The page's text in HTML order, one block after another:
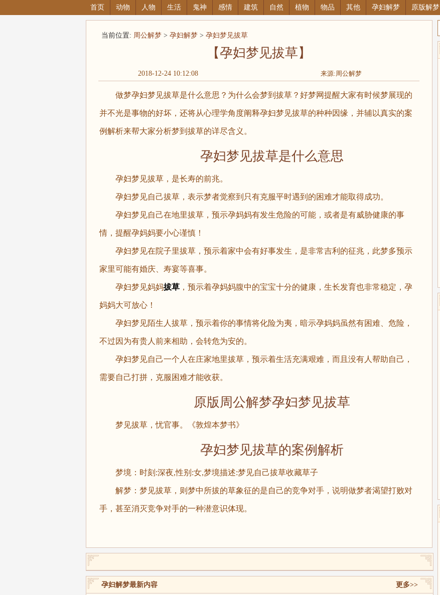
首页 动物 人物 生活 鬼神 感情 建筑 自然 植物 物品 其他 孕妇解梦 原版解梦
当前位置: 周公解梦> 孕妇解梦> 孕妇梦见拔草
【孕妇梦见拔草】
2018-12-24 10:12:08 来源:周公解梦
做梦孕妇梦见拔草是什么意思？为什么会梦到拔草？好梦网提醒大家有时候梦展现的
并不光是事物的好坏，还将从心理学角度阐释孕妇梦见拔草的种种因缘，并辅以真实的案
例解析来帮大家分析梦到拔草的详尽含义。
孕妇梦见拔草是什么意思
孕妇梦见拔草，是长寿的前兆。
孕妇梦见自己拔草，表示梦者觉察到只有克服平时遇到的困难才能取得成功。
孕妇梦见自己在地里拔草，预示孕妈妈有发生危险的可能，或者是有威胁健康的事
情，提醒孕妈妈要小心谨慎！
孕妇梦见在院子里拔草，预示着家中会有好事发生，是非常吉利的征兆，此梦多预示
家里可能有婚庆、寿宴等喜事。
孕妇梦见妈妈拔草，预示着孕妈妈腹中的宝宝十分的健康，生长发育也非常稳定，孕
妈妈大可放心！
孕妇梦见陌生人拔草，预示着你的事情将化险为夷，暗示孕妈妈虽然有困难、危险，
不过因为有贵人前来相助，会转危为安的。
孕妇梦见自己一个人在庄家地里拔草，预示着生活充满艰难，而且没有人帮助自己，
需要自己打拼，克服困难才能收获。
原版周公解梦孕妇梦见拔草
梦见拔草，忧官事。《敦煌本梦书》
孕妇梦见拔草的案例解析
梦境：时刻:深夜,性别:女,梦境描述:梦见自己拔草收藏草子
解梦：梦见拔草，则梦中所拔的草象征的是自己的竞争对手，说明做梦者渴望打败对
手，甚至消灭竞争对手的一种潜意识体现。
孕妇解梦最新内容
更多>>